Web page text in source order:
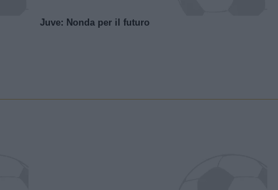
Juve: Nonda per il futuro